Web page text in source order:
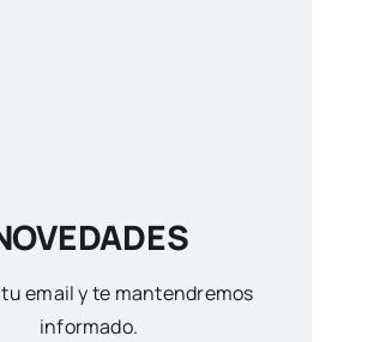
email y te mantendremos
informado.